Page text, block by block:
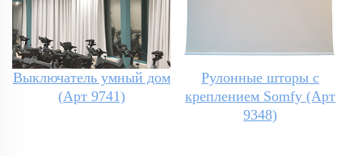
Выключатель умный дом
(Арт 9741)
Рулонные шторы с
креплением Somfy (Арт
9348)